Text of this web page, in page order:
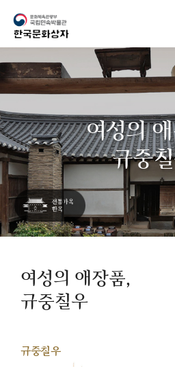
여성의
규중
여성의 애장품,
규중칠우
규중칠우